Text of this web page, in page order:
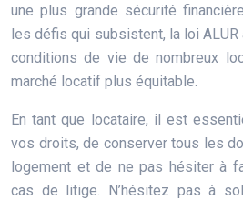
une plus grande sécurité
les défis qui subsistent, la loi ALUR
conditions de vie de nombreux
marché locatif plus équitable.
En tant que locataire, il est
vos droits, de conserver tous les
logement et de ne pas hésiter à
cas de litige. N’hésitez pas à